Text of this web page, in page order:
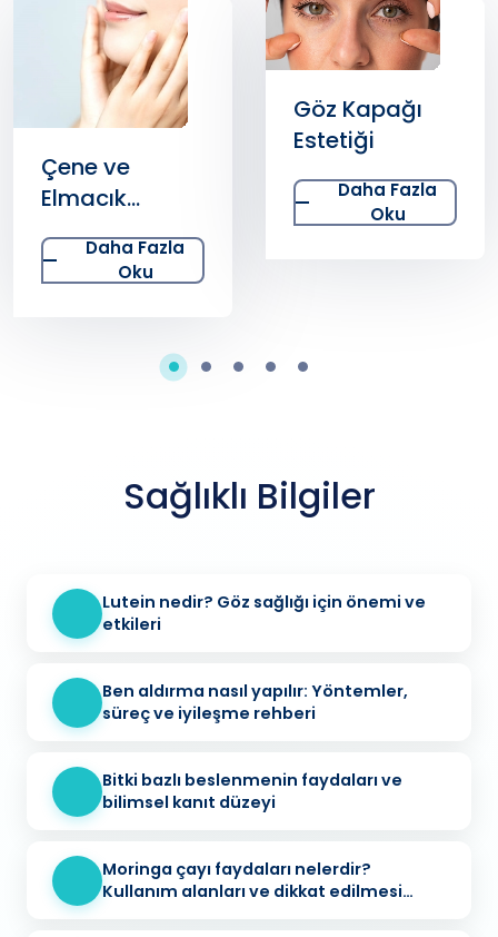
Göz Kapağı
Daha Fazla
Hipospadias
Sağlıklı Bilgiler
Lutein nedir? Göz sağlığı için önemi ve
etkileri
Ben aldırma nasıl yapılır: Yöntemler,
süreç ve iyileşme rehberi
Bitki bazlı beslenmenin faydaları ve
bilimsel kanıt düzeyi
Moringa çayı faydaları nelerdir?
Kullanım alanları ve dikkat edilmesi